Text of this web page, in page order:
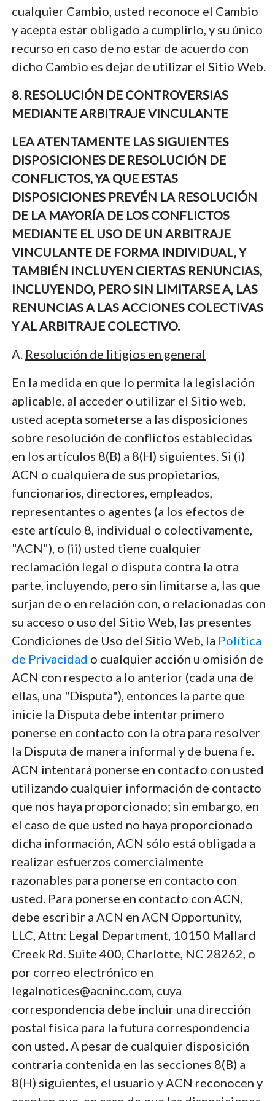
cualquier Cambio, usted reconoce el Cambio
y acepta estar obligado a cumplirlo, y su único
recurso en caso de no estar de acuerdo con
dicho Cambio es dejar de utilizar el Sitio Web.
8. RESOLUCIÓN DE CONTROVERSIAS
MEDIANTE ARBITRAJE VINCULANTE
LEA ATENTAMENTE LAS SIGUIENTES
DISPOSICIONES DE RESOLUCIÓN DE
CONFLICTOS, YA QUE ESTAS
DISPOSICIONES PREVÉN LA RESOLUCIÓN
DE LA MAYORÍA DE LOS CONFLICTOS
MEDIANTE EL USO DE UN ARBITRAJE
VINCULANTE DE FORMA INDIVIDUAL, Y
TAMBIÉN INCLUYEN CIERTAS RENUNCIAS,
INCLUYENDO, PERO SIN LIMITARSE A, LAS
RENUNCIAS A LAS ACCIONES COLECTIVAS
Y AL ARBITRAJE COLECTIVO.
A. Resolución de litigios en general
En la medida en que lo permita la legislación
aplicable, al acceder o utilizar el Sitio web,
usted acepta someterse a las disposiciones
sobre resolución de conflictos establecidas
en los artículos 8(B) a 8(H) siguientes. Si (i)
ACN o cualquiera de sus propietarios,
funcionarios, directores, empleados,
representantes o agentes (a los efectos de
este artículo 8, individual o colectivamente,
"ACN"), o (ii) usted tiene cualquier
reclamación legal o disputa contra la otra
parte, incluyendo, pero sin limitarse a, las que
surjan de o en relación con, o relacionadas con
su acceso o uso del Sitio Web, las presentes
Condiciones de Uso del Sitio Web, la Política
de Privacidad o cualquier acción u omisión de
ACN con respecto a lo anterior (cada una de
ellas, una "Disputa"), entonces la parte que
inicie la Disputa debe intentar primero
ponerse en contacto con la otra para resolver
la Disputa de manera informal y de buena fe.
ACN intentará ponerse en contacto con usted
utilizando cualquier información de contacto
que nos haya proporcionado; sin embargo, en
el caso de que usted no haya proporcionado
dicha información, ACN sólo está obligada a
realizar esfuerzos comercialmente
razonables para ponerse en contacto con
usted. Para ponerse en contacto con ACN,
debe escribir a ACN en ACN Opportunity,
LLC, Attn: Legal Department, 10150 Mallard
Creek Rd. Suite 400, Charlotte, NC 28262, o
por correo electrónico en
legalnotices@acninc.com, cuya
correspondencia debe incluir una dirección
postal física para la futura correspondencia
con usted. A pesar de cualquier disposición
contraria contenida en las secciones 8(B) a
8(H) siguientes, el usuario y ACN reconocen y